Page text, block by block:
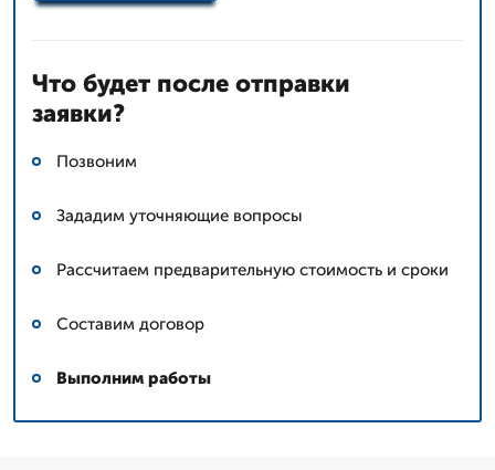
Что будет после отправки
заявки?
Позвоним
Зададим уточняющие вопросы
Рассчитаем предварительную стоимость и сроки
Составим договор
Выполним работы